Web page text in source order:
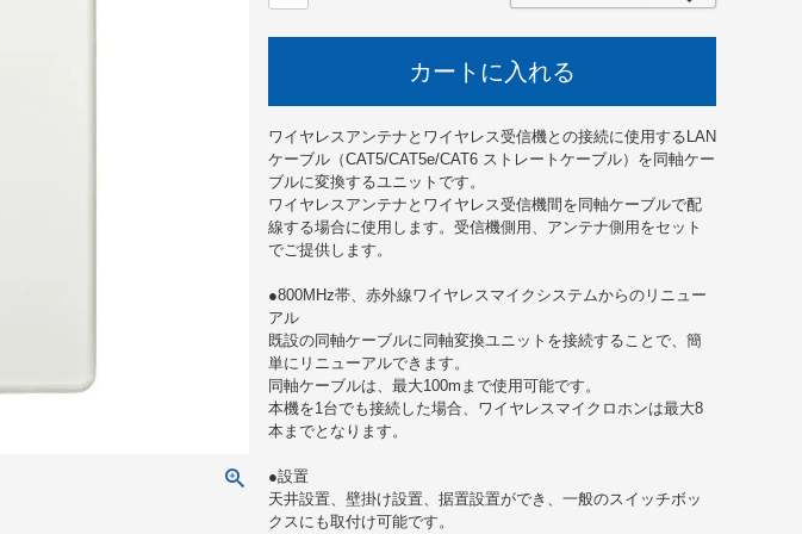
カートに入れる
ワイヤレスアンテナとワイヤレス受信機との接続に使用するLAN
ケーブル（CAT5/CAT5e/CAT6 ストレートケーブル）を同軸ケー
ブルに変換するユニットです。
ワイヤレスアンテナとワイヤレス受信機間を同軸ケーブルで配
線する場合に使用します。受信機側用、アンテナ側用をセット
でご提供します。
●800MHz帯、赤外線ワイヤレスマイクシステムからのリニュー
アル
既設の同軸ケーブルに同軸変換ユニットを接続することで、簡
単にリニューアルできます。
同軸ケーブルは、最大100mまで使用可能です。
本機を1台でも接続した場合、ワイヤレスマイクロホンは最大8
本までとなります。
●設置
天井設置、壁掛け設置、据置設置ができ、一般のスイッチボッ
クスにも取付け可能です。